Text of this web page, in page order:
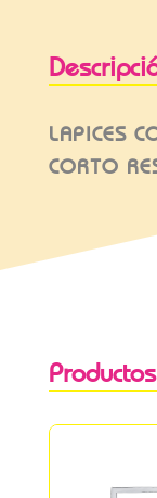
LAPICES
CORTO